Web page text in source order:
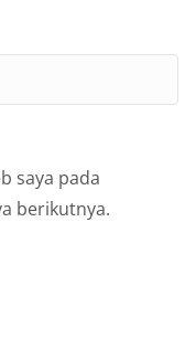
saya pada
berikutnya.